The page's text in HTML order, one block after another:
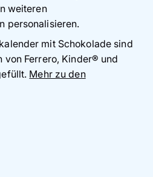
weiteren
personalisieren.
mit Schokolade sind
Ferrero, Kinder® und
Mehr zu den